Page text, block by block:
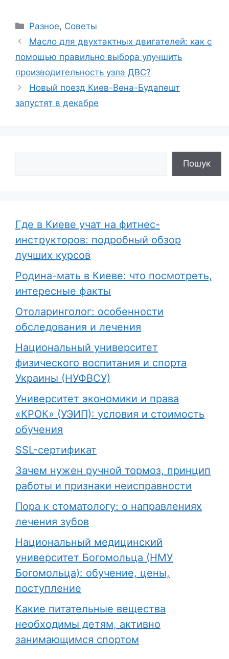
Рубрики
Разное, Советы
Масло для двухтактных двигателей: как с
помощью правильно выбора улучшить
производительность узла ДВС?
Новый поезд Киев-Вена-Будапешт
запустят в декабре
Пошук
Где в Киеве учат на фитнес-
инструкторов: подробный обзор
лучших курсов
Родина-мать в Киеве: что посмотреть,
интересные факты
Отоларинголог: особенности
обследования и лечения
Национальный университет
физического воспитания и спорта
Украины (НУФВСУ)
Университет экономики и права
«КРОК» (УЭИП): условия и стоимость
обучения
SSL-сертификат
Зачем нужен ручной тормоз, принцип
работы и признаки неисправности
Пора к стоматологу: о направлениях
лечения зубов
Национальный медицинский
университет Богомольца (НМУ
Богомольца): обучение, цены,
поступление
Какие питательные вещества
необходимы детям, активно
занимающимся спортом